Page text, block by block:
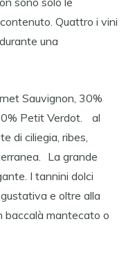
Quattro i vini
una
Sauvignon, 30%
Petit Verdot. al
di ciliegia, ribes,
La grande
I tannini dolci
e oltre alla
baccalà mantecato o